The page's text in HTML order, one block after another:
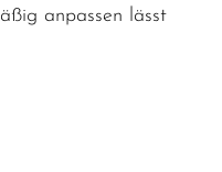
anpassen lässt